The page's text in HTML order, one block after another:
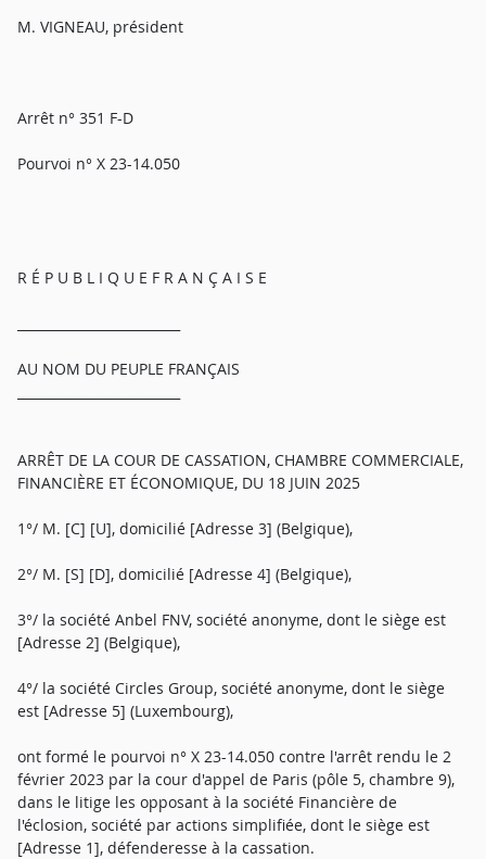
M. VIGNEAU, président
Arrêt n° 351 F-D
Pourvoi n° X 23-14.050
R É P U B L I Q U E F R A N Ç A I S E
AU NOM DU PEUPLE FRANÇAIS
ARRÊT DE LA COUR DE CASSATION, CHAMBRE COMMERCIALE,
FINANCIÈRE ET ÉCONOMIQUE, DU 18 JUIN 2025
1°/ M. [C] [U], domicilié [Adresse 3] (Belgique),
2°/ M. [S] [D], domicilié [Adresse 4] (Belgique),
3°/ la société Anbel FNV, société anonyme, dont le siège est
[Adresse 2] (Belgique),
4°/ la société Circles Group, société anonyme, dont le siège
est [Adresse 5] (Luxembourg),
ont formé le pourvoi n° X 23-14.050 contre l'arrêt rendu le 2
février 2023 par la cour d'appel de Paris (pôle 5, chambre 9),
dans le litige les opposant à la société Financière de
l'éclosion, société par actions simplifiée, dont le siège est
[Adresse 1], défenderesse à la cassation.